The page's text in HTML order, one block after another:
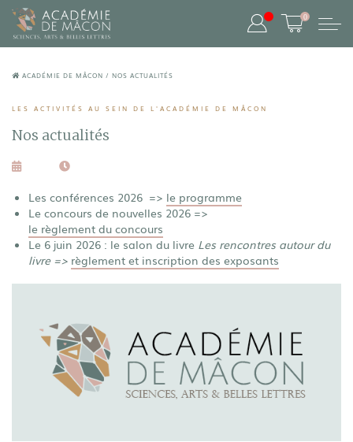
0
ACADÉMIE DE MÂCON / NOS ACTUALITÉS
LES ACTIVITÉS AU SEIN DE L'ACADÉMIE DE MÂCON
Nos actualités
Les conférences 2026 => le programme
Le concours de nouvelles 2026 =>
le règlement du concours
Le 6 juin 2026 : le salon du livre Les rencontres autour du
livre => règlement et inscription des exposants